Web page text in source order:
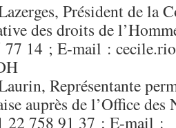
Président de la
des droits de
77 14 ; E-mail :
Représentante
auprès de l’Office des
22 758 91 37 ; E-mail :